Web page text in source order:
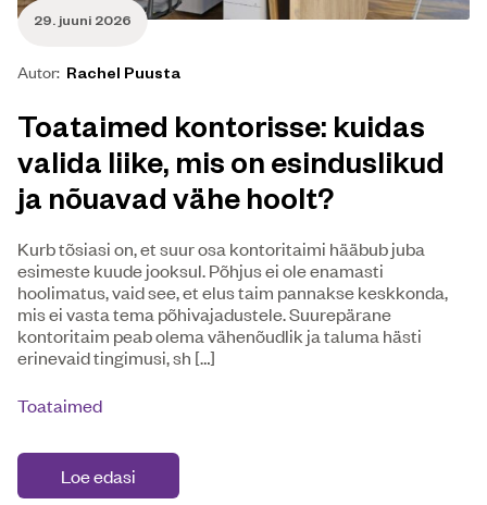
29. juuni 2026
Autor: Rachel Puusta
Toataimed kontorisse: kuidas
valida liike, mis on esinduslikud
ja nõuavad vähe hoolt?
Kurb tõsiasi on, et suur osa kontoritaimi hääbub juba
esimeste kuude jooksul. Põhjus ei ole enamasti
hoolimatus, vaid see, et elus taim pannakse keskkonda,
mis ei vasta tema põhivajadustele. Suurepärane
kontoritaim peab olema vähenõudlik ja taluma hästi
erinevaid tingimusi, sh […]
Toataimed
Loe edasi